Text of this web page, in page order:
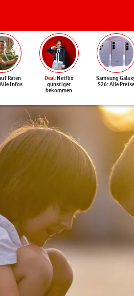
Raten
Infos
Deal: Netflix
günstiger
bekommen
Samsung
S26: Alle Preise